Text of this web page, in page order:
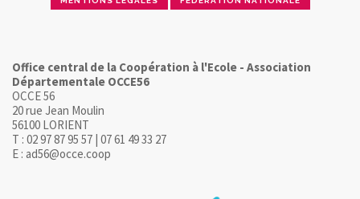
Office central de la Coopération à l'Ecole - Association
Départementale OCCE56
OCCE 56
20 rue Jean Moulin
56100 LORIENT
T : 02 97 87 95 57 | 07 61 49 33 27
E : ad56@occe.coop